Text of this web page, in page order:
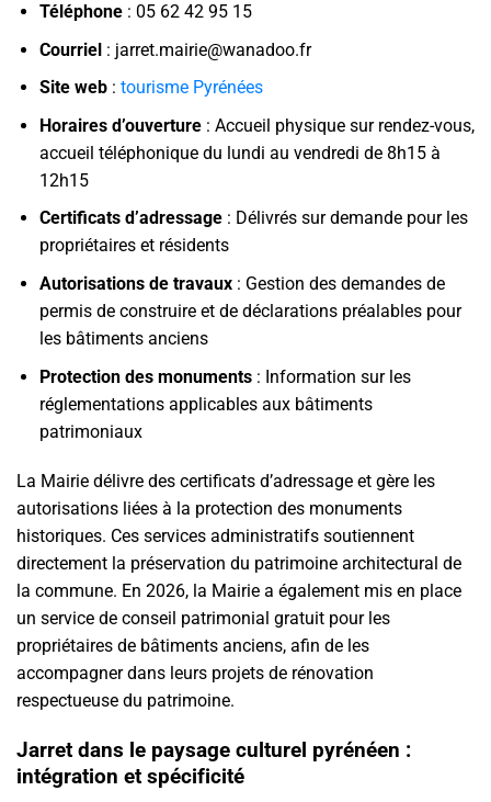
Téléphone: 05 62 42 95 15
Courriel: jarret.mairie@wanadoo.fr
Site web: tourisme Pyrénées
Horaires d’ouverture: Accueil physique sur rendez-vous,
accueil téléphonique du lundi au vendredi de 8h15 à
12h15
Certificats d’adressage: Délivrés sur demande pour les
propriétaires et résidents
Autorisations de travaux: Gestion des demandes de
permis de construire et de déclarations préalables pour
les bâtiments anciens
Protection des monuments: Information sur les
réglementations applicables aux bâtiments
patrimoniaux
La Mairie délivre des certificats d’adressage et gère les
autorisations liées à la protection des monuments
historiques. Ces services administratifs soutiennent
directement la préservation du patrimoine architectural de
la commune. En 2026, la Mairie a également mis en place
un service de conseil patrimonial gratuit pour les
propriétaires de bâtiments anciens, afin de les
accompagner dans leurs projets de rénovation
respectueuse du patrimoine.
Jarret dans le paysage culturel pyrénéen :
intégration et spécificité